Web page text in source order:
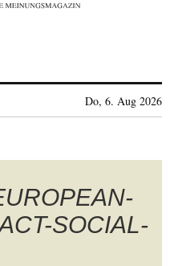
Do, 6. Aug 2026
SOCIAL-